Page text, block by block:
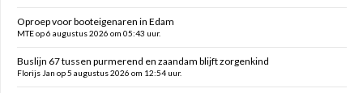
Oproep voor booteigenaren in Edam
MTE op 6 augustus 2026 om 05:43 uur.
Buslijn 67 tussen purmerend en zaandam blijft zorgenkind
Florijs Jan op 5 augustus 2026 om 12:54 uur.